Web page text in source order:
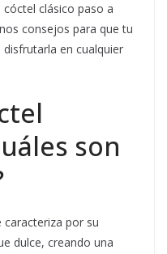
clásico paso a
consejos para que tu
en cualquier
son
caracteriza por su
dulce, creando una